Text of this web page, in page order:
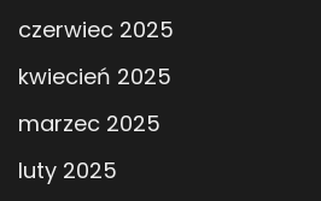
czerwiec 2025
kwiecień 2025
marzec 2025
luty 2025